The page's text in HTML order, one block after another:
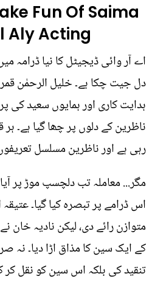
Fun Of Saima
Aly Acting
اے آر وائی ڈیجیٹل کا نیا ڈرامہ
دل جیت چکا ہے۔ خلیل الرحمٰن
ہدایت کاری اور ہمایوں سعید کی
ناظرین کے دلوں پر چھا گیا ہے۔
رہی ہے اور ناظرین مسلسل
مگر... معاملہ تب دلچسپ موڑ پر
اس ڈرامے پر تبصرہ کیا گیا۔
متوازن رائے دی، لیکن نادیہ خان
کے ایک سین کا مذاق اڑا دیا۔ نہ
تنقید کی بلکہ اس سین کو نقل کر